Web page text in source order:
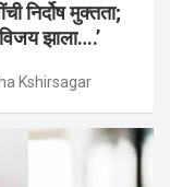
निर्दोष मुक्तता;
विजय झाला….’
Kshirsagar